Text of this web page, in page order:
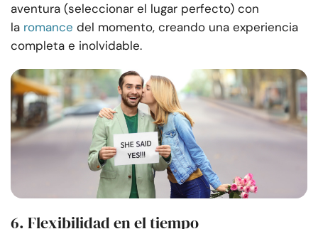
aventura (seleccionar el lugar perfecto) con
la romance del momento, creando una experiencia
completa e inolvidable.
6. Flexibilidad en el tiempo